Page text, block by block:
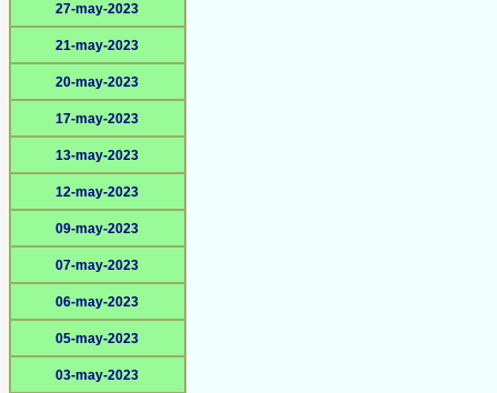
27-may-2023
21-may-2023
20-may-2023
17-may-2023
13-may-2023
12-may-2023
09-may-2023
07-may-2023
06-may-2023
05-may-2023
03-may-2023